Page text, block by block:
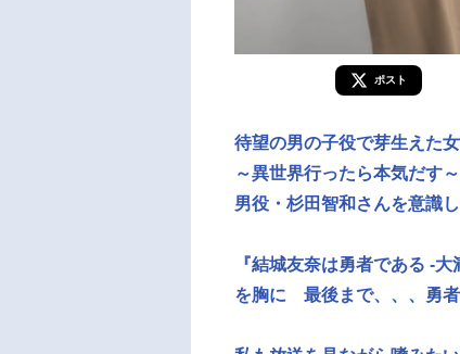
ポスト
待望の男の子役で芽生えた
～異世界行ったら本気だす
男役・杉田智和さんを意識
『結城友奈は勇者である -
を胸に 最後まで、、、勇者